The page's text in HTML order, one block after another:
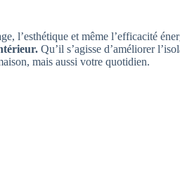
l’esthétique et même l’efficacité
Qu’il s’agisse d’améliorer
mais aussi votre quotidien.